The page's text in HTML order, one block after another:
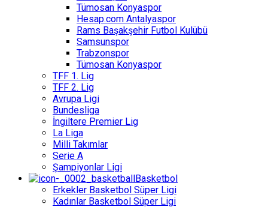
Tümosan Konyaspor
Hesap.com Antalyaspor
Rams Başakşehir Futbol Kulübü
Samsunspor
Trabzonspor
Tümosan Konyaspor
TFF 1. Lig
TFF 2. Lig
Avrupa Ligi
Bundesliga
İngiltere Premier Lig
La Liga
Milli Takımlar
Serie A
Şampiyonlar Ligi
Basketbol
Erkekler Basketbol Süper Ligi
Kadınlar Basketbol Süper Ligi